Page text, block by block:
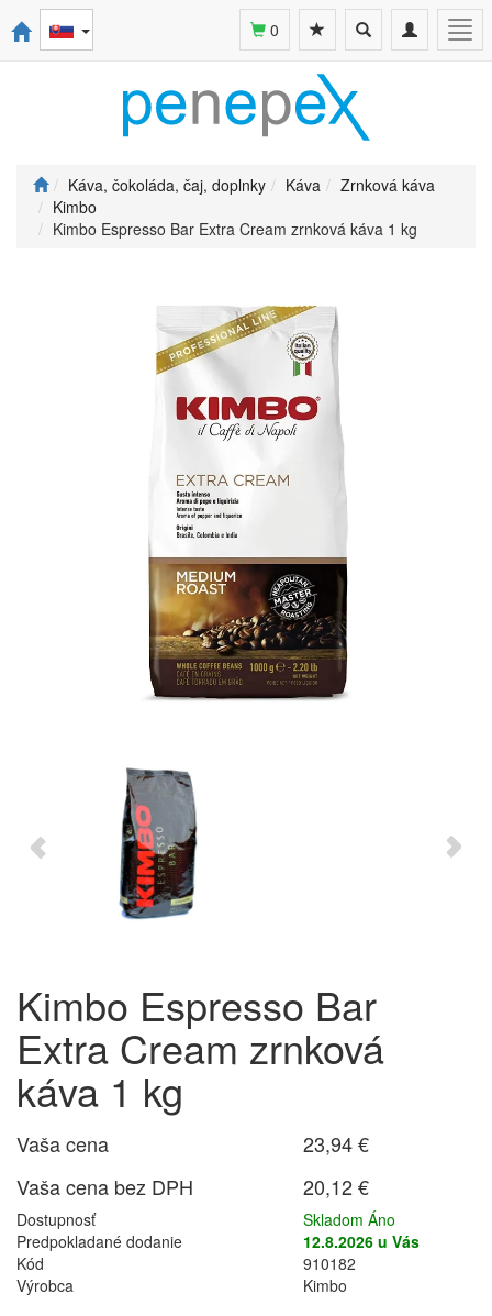
Toggle
navigation
Toggle
search
0
Káva, čokoláda, čaj, doplnky Káva
Zrnková káva
Kimbo
Kimbo Espresso Bar Extra Cream zrnková káva 1 kg
Kimbo Espresso Bar
Extra Cream zrnková
káva 1 kg
Vaša cena
23,94 €
Vaša cena bez DPH
20,12 €
Dostupnosť
Skladom Áno
Predpokladané dodanie
12.8.2026 u Vás
Kód
910182
Výrobca
Kimbo